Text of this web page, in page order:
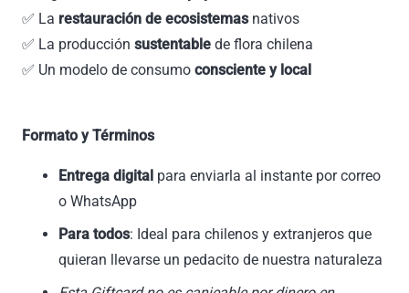
✅ La restauración de ecosistemasnativos
✅ La producción sustentable de flora chilena
✅ Un modelo de consumo consciente y local
Formato y Términos
Entrega digital para enviarla al instante por correo
o WhatsApp
Para todos: Ideal para chilenos y extranjeros que
quieran llevarse un pedacito de nuestra naturaleza